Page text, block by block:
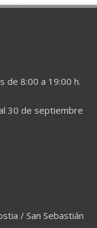
de 8:00 a 19:00 h.
30 de septiembre
/ San Sebastián